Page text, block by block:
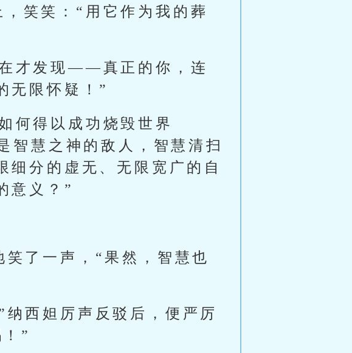
笑笑：“用它作为我的葬
才发现——真正的你，连
无限怀疑！”
何得以成功烧毁世界
智慧之神的敌人，智慧清扫
分的虚无、无限宽广的自
意义？”
了一声，“果然，智慧也
西妲厉声反驳后，便严厉
”